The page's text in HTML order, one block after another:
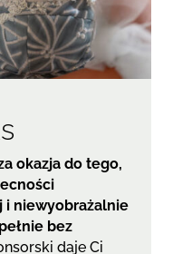
okazja do tego,
i niewyobrażalnie
bez
daje Ci